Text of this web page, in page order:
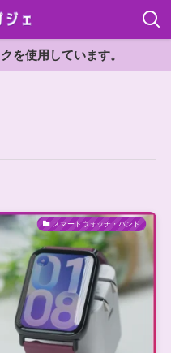
を使用しています。
スマートウォッチ・バンド